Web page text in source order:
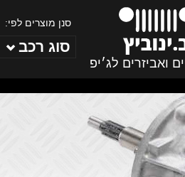
ואביזרים לג׳יפ
סנן מוצרים לפי:
סוג רכב